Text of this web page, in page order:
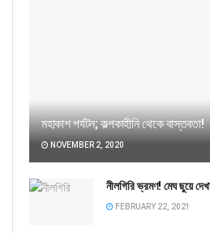
মহাকাশ পর্যটন; কল্পকাহীনি থেকে বাস্তবতা!
NOVEMBER 2, 2020
নীলগিরি ভ্রমণ! মেঘ ছুয়ে
FEBRUARY 22, 2021